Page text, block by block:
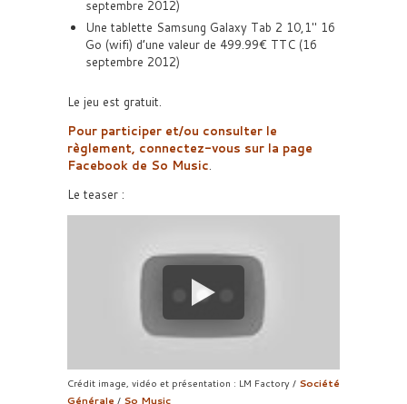
septembre 2012)
Une tablette Samsung Galaxy Tab 2 10,1″ 16
Go (wifi) d’une valeur de 499.99€ TTC (16
septembre 2012)
Le jeu est gratuit.
Pour participer et/ou consulter le
règlement, connectez-vous sur la page
Facebook de So Music.
Le teaser :
Crédit image, vidéo et présentation : LM Factory / Société
Générale / So Music